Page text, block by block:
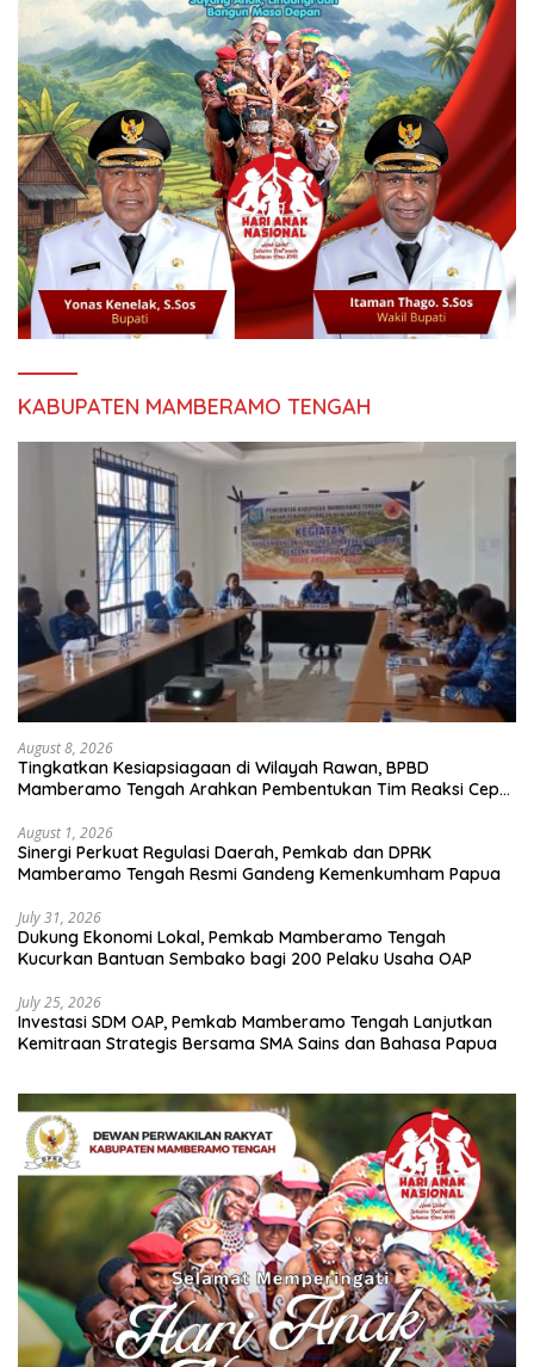
KABUPATEN MAMBERAMO TENGAH
August 8, 2026
Tingkatkan Kesiapsiagaan di Wilayah Rawan, BPBD
Mamberamo Tengah Arahkan Pembentukan Tim Reaksi Cepat
August 1, 2026
Sinergi Perkuat Regulasi Daerah, Pemkab dan DPRK
Mamberamo Tengah Resmi Gandeng Kemenkumham Papua
July 31, 2026
Dukung Ekonomi Lokal, Pemkab Mamberamo Tengah
Kucurkan Bantuan Sembako bagi 200 Pelaku Usaha OAP
July 25, 2026
Investasi SDM OAP, Pemkab Mamberamo Tengah Lanjutkan
Kemitraan Strategis Bersama SMA Sains dan Bahasa Papua